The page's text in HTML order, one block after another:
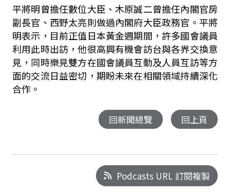
平將明曾擔任數位大臣、木原誠二曾擔任內閣官房
副長官、西野太亮則做過內閣府大臣政務官。平將
明表示，目前正值日本黃金週期間，許多國會議員
利用此時出訪，他很高興有機會訪台與各界交換意
見，同時樂見雙方在國會議員互動及人員互訪等方
面的交流日益密切，期盼未來在相關領域持續深化
合作。
回新聞總覽 回上頁
Podcasts URL 訂閱複製